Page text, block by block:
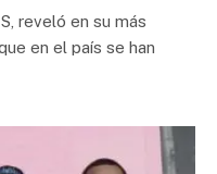
reveló en su más
en el país se han